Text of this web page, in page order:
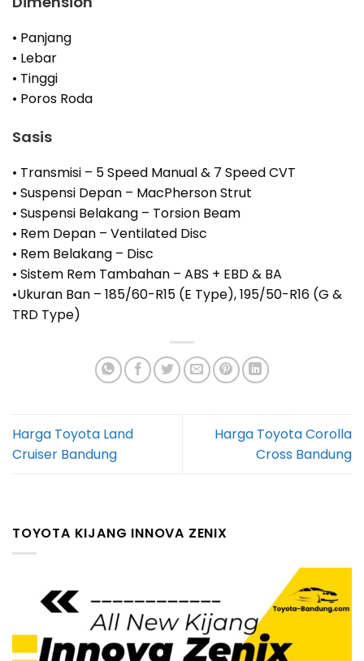
• Panjang
• Lebar
• Tinggi
• Poros Roda
Sasis
• Transmisi – 5 Speed Manual & 7 Speed CVT
• Suspensi Depan – MacPherson Strut
• Suspensi Belakang – Torsion Beam
• Rem Depan – Ventilated Disc
• Rem Belakang – Disc
• Sistem Rem Tambahan – ABS + EBD & BA
•Ukuran Ban – 185/60-R15 (E Type), 195/50-R16 (G &
TRD Type)
Harga Toyota Land
Cruiser Bandung
Harga Toyota Corolla
Cross Bandung
TOYOTA KIJANG INNOVA ZENIX